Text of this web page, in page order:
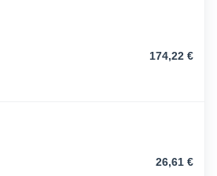
174,22 €
26,61 €